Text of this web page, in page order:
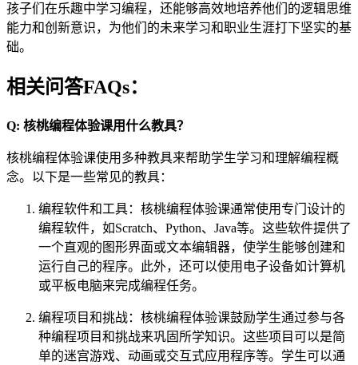
孩子们在乐趣中学习编程，还能够高效地培养他们的逻辑思维
能力和创新意识，为他们的未来学习和职业生涯打下坚实的基
础。
相关问答FAQs：
Q: 核桃编程体验课用什么教具？
核桃编程体验课使用多种教具来帮助学生学习和理解编程概
念。以下是一些常见的教具：
编程软件和工具：核桃编程体验课通常使用专门设计的
编程软件，如Scratch、Python、Java等。这些软件提供了
一个直观的图形界面或文本编辑器，使学生能够创建和
运行自己的程序。此外，还可以使用电子设备如计算机
或平板电脑来完成编程任务。
编程项目和挑战：核桃编程体验课鼓励学生通过参与各
种编程项目和挑战来巩固所学知识。这些项目可以是简
单的迷宫游戏、动画或交互式应用程序等。学生可以通